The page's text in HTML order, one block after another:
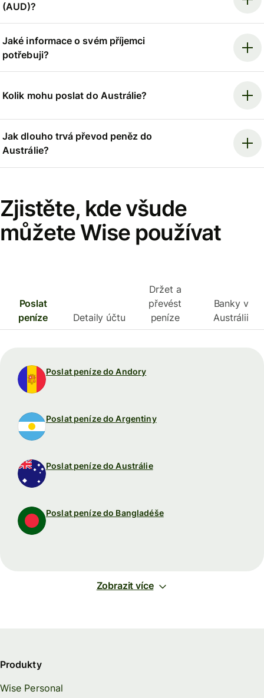
(AUD)?
Jaké informace o svém příjemci
potřebuji?
Kolik mohu poslat do Austrálie?
Jak dlouho trvá převod peněz do
Austrálie?
Zjistěte, kde všude
můžete Wise používat
Poslat
peníze
Detaily účtu
Držet a
převést
peníze
Banky v
Austrálii
Poslat peníze do Andory
Poslat peníze do Argentiny
Poslat peníze do Austrálie
Poslat peníze do Bangladéše
Zobrazit více
Produkty
Wise Personal